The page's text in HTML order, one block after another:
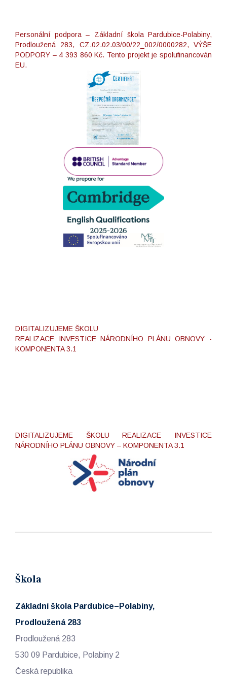
Personální podpora – Základní škola Pardubice-Polabiny,
Prodloužená 283, CZ.02.02.03/00/22_002/0000282, VÝŠE
PODPORY – 4 393 860 Kč. Tento projekt je spolufinancován
EU.
DIGITALIZUJEME ŠKOLU
REALIZACE INVESTICE NÁRODNÍHO PLÁNU OBNOVY -
KOMPONENTA 3.1
DIGITALIZUJEME ŠKOLU REALIZACE INVESTICE
NÁRODNÍHO PLÁNU OBNOVY – KOMPONENTA 3.1
Škola
Základní škola Pardubice–Polabiny,
Prodloužená 283
Prodloužená 283
530 09 Pardubice, Polabiny 2
Česká republika